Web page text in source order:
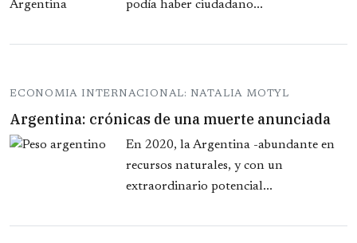
podía haber ciudadano...
ECONOMIA INTERNACIONAL: NATALIA MOTYL
Argentina: crónicas de una muerte anunciada
En 2020, la Argentina -abundante en
recursos naturales, y con un
extraordinario potencial...